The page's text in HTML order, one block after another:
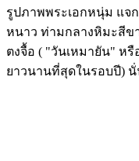
รูปภาพพระเอกหนุ่ม แจ
หนาว ท่ามกลางหิมะสีข
ตงจื้อ ( "วันเหมายัน" ห
ยาวนานที่สุดในรอบปี) นั่